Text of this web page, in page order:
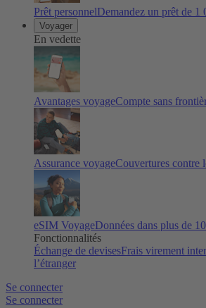
Prêt personnelDemandez un prêt de 1
Voyager
En vedette
Avantages voyageCompte sans
Assurance voyageCouvertures contre
eSIM VoyageDonnées dans plus de
Fonctionnalités
Échange de devisesFrais virement
l’étranger
Se connecter
Se connecter